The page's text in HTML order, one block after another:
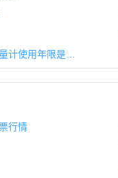
行情